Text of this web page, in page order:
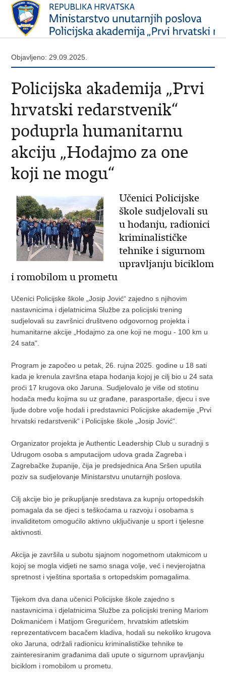
Objavljeno: 29.09.2025.
Policijska akademija „Prvi
hrvatski redarstvenik“
poduprla humanitarnu
akciju „Hodajmo za one
koji ne mogu“
Učenici Policijske
škole sudjelovali su
u hodanju, radionici
kriminalističke
tehnike i sigurnom
upravljanju biciklom
i romobilom u prometu
Učenici Policijske škole „Josip Jović“ zajedno s njihovim
nastavnicima i djelatnicima Službe za policijski trening
sudjelovali su završnici društveno odgovornog projekta i
humanitarne akcije „Hodajmo za one koji ne mogu - 100 km u
24 sata“.
Program je započeo u petak, 26. rujna 2025. godine u 18 sati
kada je krenula završna etapa hodanja kojoj je cilj bio u 24 sata
proći 17 krugova oko Jaruna. Sudjelovalo je više od stotinu
hodača među kojima su uz građane, parasportaše, djecu i sve
ljude dobre volje hodali i predstavnici Policijske akademije „Prvi
hrvatski redarstvenik“ i Policijske škole „Josip Jović“.
Organizator projekta je Authentic Leadership Club u suradnji s
Udrugom osoba s amputacijom udova grada Zagreba i
Zagrebačke županije, čija je predsjednica Ana Sršen uputila
poziv sa sudjelovanje Ministarstvu unutarnjih poslova.
Cilj akcije bio je prikupljanje sredstava za kupnju ortopedskih
pomagala da se djeci s teškoćama u razvoju i osobama s
invaliditetom omogućilo aktivno uključivanje u sport i tjelesne
aktivnosti.
Akcija je završila u subotu sjajnom nogometnom utakmicom u
kojoj se mogla vidjeti ne samo snaga volje, već i nevjerojatna
spretnost i vještina sportaša s ortopedskim pomagalima.
Tijekom dva dana učenici Policijske škole zajedno s
nastavnicima i djelatnicima Službe za policijski trening Mariom
Dokmanićem i Matijom Gregurićem, hrvatskim atletskim
reprezentativcem bacačem kladiva, hodali su nekoliko krugova
oko Jaruna, održali radionicu kriminalističke tehnike te
zainteresiranim građanima dali upute o sigurnom upravljanju
biciklom i romobilom u prometu.